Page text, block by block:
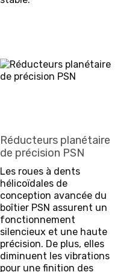
Réducteurs planétaire
de précision PSN
Les roues à dents
hélicoïdales de
conception avancée du
boîtier PSN assurent un
fonctionnement
silencieux et une haute
précision. De plus, elles
diminuent les vibrations
pour une finition des